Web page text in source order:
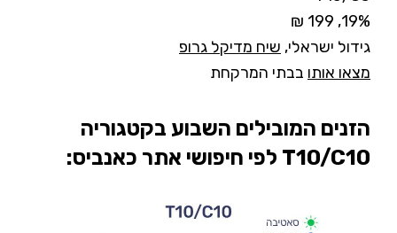
19%, 199 ₪
גידול ישראלי, שיח מדיקל גרופ
מצאו אותו בבתי המרקחת
הזנים המובילים השבוע בקטגוריה
T10/C10 לפי חיפושי אתר כאנביס
: